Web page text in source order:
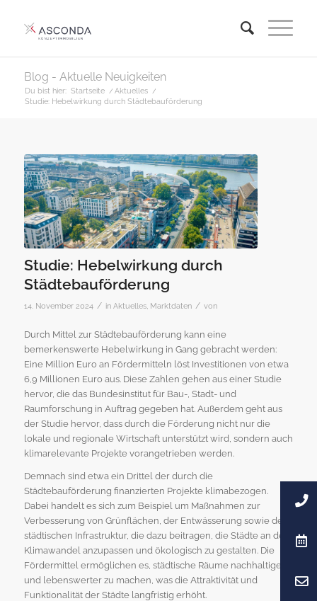
Blog - Aktuelle Neuigkeiten
Du bist hier: Startseite / Aktuelles /
Studie: Hebelwirkung durch Städtebauförderung
Studie: Hebelwirkung durch
Städtebauförderung
14. November 2024 / in Aktuelles, Marktdaten / von
Durch Mittel zur Städtebauförderung kann eine
bemerkenswerte Hebelwirkung in Gang gebracht werden:
Eine Million Euro an Fördermitteln löst Investitionen von etwa
6,9 Millionen Euro aus. Diese Zahlen gehen aus einer Studie
hervor, die das Bundesinstitut für Bau-, Stadt- und
Raumforschung in Auftrag gegeben hat. Außerdem geht aus
der Studie hervor, dass durch die Förderung nicht nur die
lokale und regionale Wirtschaft unterstützt wird, sondern auch
klimarelevante Projekte vorangetrieben werden.
Demnach sind etwa ein Drittel der durch die
Städtebauförderung finanzierten Projekte klimabezogen.
Dabei handelt es sich zum Beispiel um Maßnahmen zur
Verbesserung von Grünflächen, der Entwässerung sowie der
städtischen Infrastruktur, die dazu beitragen, die Städte an den
Klimawandel anzupassen und ökologisch zu gestalten. Die
Fördermittel ermöglichen es, städtische Räume nachhaltiger
und lebenswerter zu machen, was die Attraktivität und
Funktionalität der Städte langfristig erhöht.